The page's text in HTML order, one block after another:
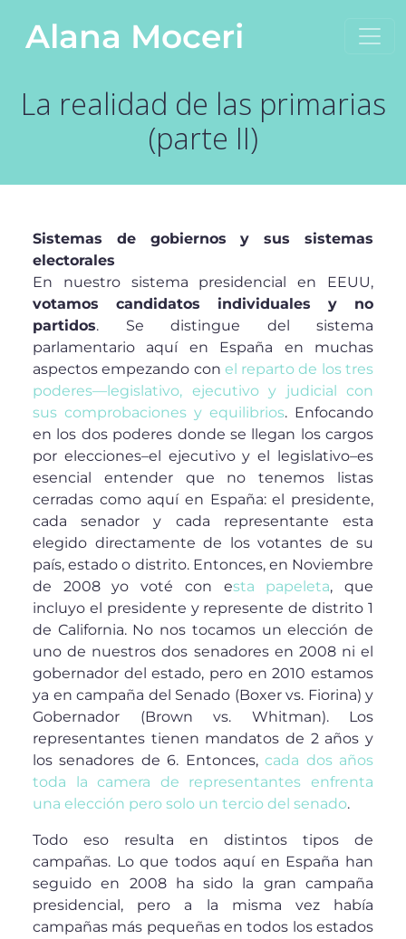
Navegación principal
Alana Moceri
La realidad de las primarias
(parte II)
Sistemas de gobiernos y sus sistemas
electorales
En nuestro sistema presidencial en EEUU,
votamos candidatos individuales y no
partidos. Se distingue del sistema
parlamentario aquí en España en muchas
aspectos empezando con el reparto de los tres
poderes—legislativo, ejecutivo y judicial con
sus comprobaciones y equilibrios. Enfocando
en los dos poderes donde se llegan los cargos
por elecciones–el ejecutivo y el legislativo–es
esencial entender que no tenemos listas
cerradas como aquí en España: el presidente,
cada senador y cada representante esta
elegido directamente de los votantes de su
país, estado o distrito. Entonces, en Noviembre
de 2008 yo voté con esta papeleta, que
incluyo el presidente y represente de distrito 1
de California. No nos tocamos un elección de
uno de nuestros dos senadores en 2008 ni el
gobernador del estado, pero en 2010 estamos
ya en campaña del Senado (Boxer vs. Fiorina) y
Gobernador (Brown vs. Whitman). Los
representantes tienen mandatos de 2 años y
los senadores de 6. Entonces,cada dos años
toda la camera de representantes enfrenta
una elección pero solo un tercio del senado.
Todo eso resulta en distintos tipos de
campañas. Lo que todos aquí en España han
seguido en 2008 ha sido la gran campaña
presidencial, pero a la misma vez había
campañas más pequeñas en todos los estados